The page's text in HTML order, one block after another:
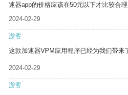
速器app的价格应该在50元以下才比较合理
2024-02-29
游客
这款加速器VPM应用程序已经为我们带来
2024-02-29
游客